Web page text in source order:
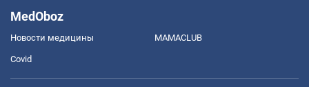
MedOboz
Новости медицины MAMACLUB
Covid